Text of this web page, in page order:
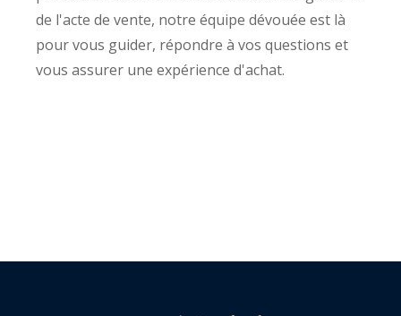
de l'acte de vente, notre équipe dévouée est là
pour vous guider, répondre à vos questions et
vous assurer une expérience d'achat.